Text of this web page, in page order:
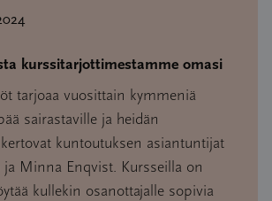
kurssitarjottimestamme omasi
tarjoaa vuosittain kymmeniä
sairastaville ja heidän
kertovat kuntoutuksen asiantuntijat
Minna Enqvist. Kursseilla on
kullekin osanottajalle sopivia